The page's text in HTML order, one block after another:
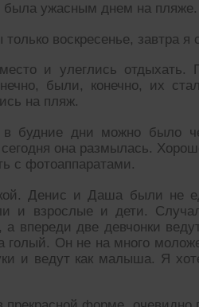
была ужасным днем на
воскресенье, завтра я с
и улеглись отдыхать.
были, конечно, их
на пляж.
будние дни можно было
она размылась.
с фотоаппаратами.
Денис и Даша были не
и взрослые и дети.
впереди две девчонки
голый. Он не на много
и ведут как малыша. Я